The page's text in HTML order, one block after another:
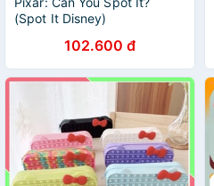
(Spot It Disney)
102.600 đ